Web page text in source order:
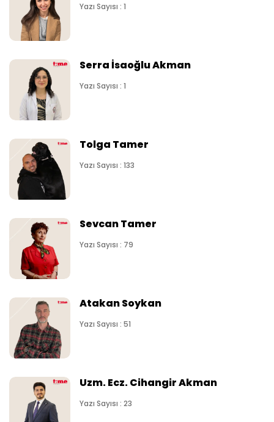
Yazı Sayısı : 1
Serra İsaoğlu Akman
Yazı Sayısı : 1
Tolga Tamer
Yazı Sayısı : 133
Sevcan Tamer
Yazı Sayısı : 79
Atakan Soykan
Yazı Sayısı : 51
Uzm. Ecz. Cihangir Akman
Yazı Sayısı : 23